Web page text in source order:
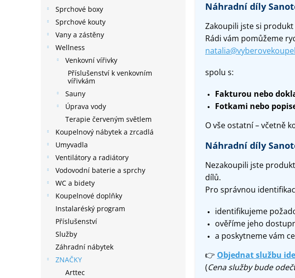
Sprchové boxy
Sprchové kouty
Vany a zástěny
Wellness
Venkovní vířivky
Příslušenství k venkovním
vířivkám
Sauny
Úprava vody
Terapie červeným světlem
Koupelnový nábytek a zrcadlá
Umyvadla
Ventilátory a radiátory
Vodovodní baterie a sprchy
WC a bidety
Koupelnové doplňky
Instalaréský program
Příslušenství
Služby
Záhradní nábytek
ZNAČKY
Arttec
Náhradní díly
Zakoupili jste si produkt
Rádi vám pomůžeme
spolu s:
Fakturou nebo
Fotkami nebo
O vše ostatní – včetně
Náhradní díly
Nezakoupili jste
dílů.
Pro správnou
identifikujeme
ověříme jeho
a poskytneme vám
👉 Objednat službu
(Cena služby bude